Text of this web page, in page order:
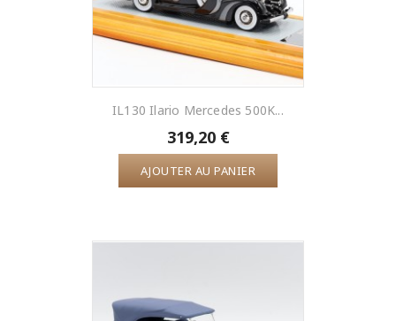
IL130 Ilario Mercedes 500K...
319,20 €
AJOUTER AU PANIER